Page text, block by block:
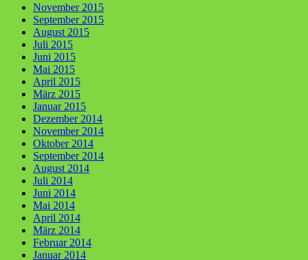
November 2015
September 2015
August 2015
Juli 2015
Juni 2015
Mai 2015
April 2015
März 2015
Januar 2015
Dezember 2014
November 2014
Oktober 2014
September 2014
August 2014
Juli 2014
Juni 2014
Mai 2014
April 2014
März 2014
Februar 2014
Januar 2014